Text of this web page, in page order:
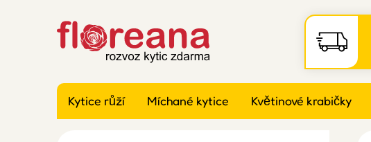
Kytice růží Míchané kytice Květinové krabičky